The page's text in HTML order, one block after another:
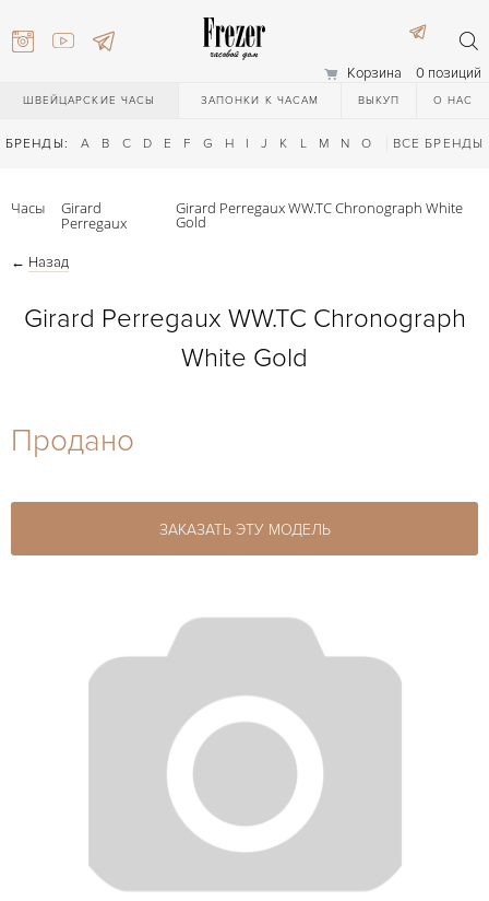
Корзина 0 позиций
ШВЕЙЦАРСКИЕ ЧАСЫ ЗАПОНКИ К ЧАСАМ ВЫКУП О НАС
БРЕНДЫ: A B C D E F G H I J K L M N O Q R S T
ВСЕ БРЕНДЫ
27-44
Часы Girard
Perregaux
Girard Perregaux WW.TC Chronograph White
Gold
← Назад
Girard Perregaux WW.TC Chronograph
White Gold
Продано
ЗАКАЗАТЬ ЭТУ МОДЕЛЬ